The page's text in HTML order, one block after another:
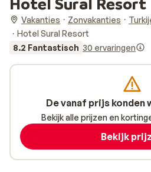
Vakanties Zonvakanties
Hotel Sural Resort
8.2 Fantastisch 30 ervaringen
De vanaf prijs konden
Bekijk alle prijzen en
Bekijk